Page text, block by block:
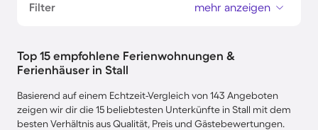
Filter mehr anzeigen
Top 15 empfohlene Ferienwohnungen &
Ferienhäuser in Stall
Basierend auf einem Echtzeit-Vergleich von 143 Angeboten
zeigen wir dir die 15 beliebtesten Unterkünfte in Stall mit dem
besten Verhältnis aus Qualität, Preis und Gästebewertungen.